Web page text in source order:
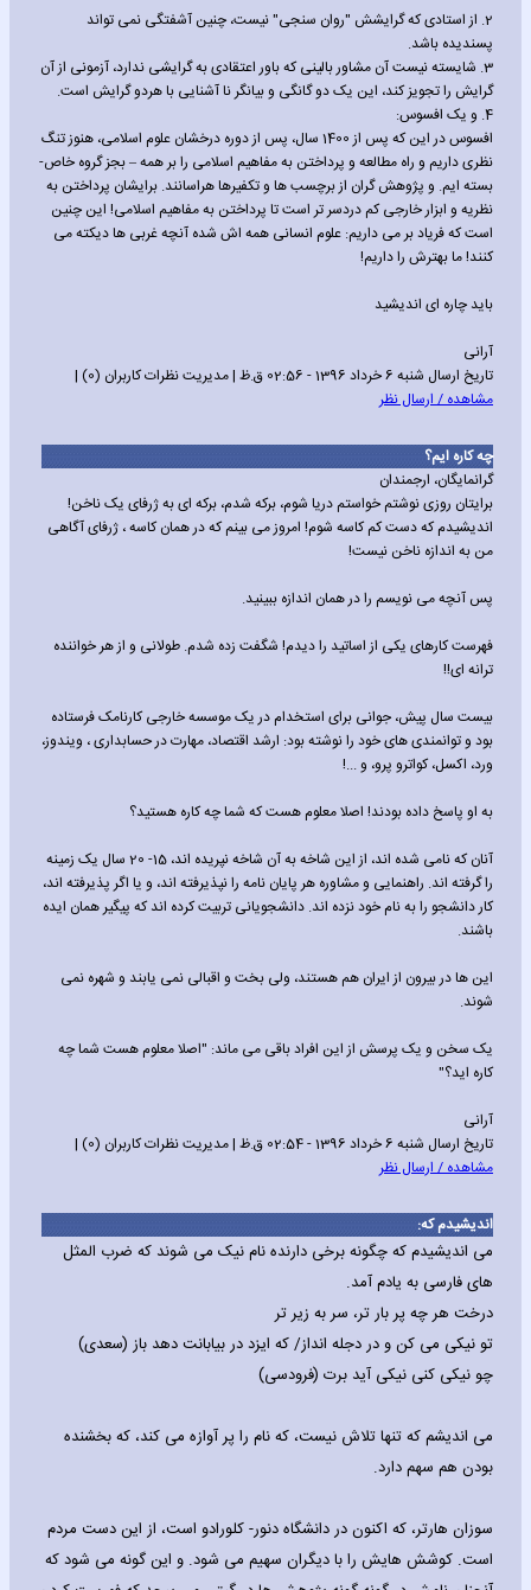
2. از استادی که گرایشش "روان سنجی" نیست، چنین آشفتگی نمی تواند
پسندیده باشد.
3. شایسته نیست آن مشاور بالینی که باور اعتقادی به گرایشی ندارد، آزمونی از آن
گرایش را تجویز کند، این یک دو گانگی و بیانگر نا آشنایی با هردو گرایش است.
4. و یک افسوس:
افسوس در این که پس از 1400 سال، پس از دوره درخشان علوم اسلامی، هنوز تنگ
نظری داریم و راه مطالعه و پرداختن به مفاهیم اسلامی را بر همه – بجز گروه خاص-
بسته ایم. و پژوهش گران از برچسب ها و تکفیرها هراسانند. برایشان پرداختن به
نظریه و ابزار خارجی کم دردسر تر است تا پرداختن به مفاهیم اسلامی! این چنین
است که فریاد بر می داریم: علوم انسانی همه اش شده آنچه غربی ها دیکته می
کنند! ما بهترش را داریم!
باید چاره ای اندیشید
آرانی
تاریخ ارسال شنبه 6 خرداد 1396 - 02:56 ق.ظ | مدیریت نظرات کاربران (0) |
مشاهده / ارسال نظر
چه کاره ایم؟
گرانمایگان، ارجمندان
برایتان روزی نوشتم خواستم دریا شوم، برکه شدم، برکه ای به ژرفای یک ناخن!
اندیشیدم که دست کم کاسه شوم! امروز می بینم که در همان کاسه ، ژرفای آگاهی
من به اندازه ناخن نیست!
پس آنچه می نویسم را در همان اندازه ببینید.
فهرست کارهای یکی از اساتید را دیدم! شگفت زده شدم. طولانی و از هر خواننده
ترانه ای!!
بیست سال پیش، جوانی برای استخدام در یک موسسه خارجی کارنامک فرستاده
بود و توانمندی های خود را نوشته بود: ارشد اقتصاد، مهارت در حسابداری ، ویندوز،
ورد، اکسل، کواترو پرو، و ...!
به او پاسخ داده بودند! اصلا معلوم هست که شما چه کاره هستید؟
آنان که نامی شده اند، از این شاخه به آن شاخه نپریده اند، 15- 20 سال یک زمینه
را گرفته اند. راهنمایی و مشاوره هر پایان نامه را نپذیرفته اند، و یا اگر پذیرفته اند،
کار دانشجو را به نام خود نزده اند. دانشجویانی تربیت کرده اند که پیگیر همان ایده
باشند.
این ها در بیرون از ایران هم هستند، ولی بخت و اقبالی نمی یابند و شهره نمی
شوند.
یک سخن و یک پرسش از این افراد باقی می ماند: "اصلا معلوم هست شما چه
کاره اید؟"
آرانی
تاریخ ارسال شنبه 6 خرداد 1396 - 02:54 ق.ظ | مدیریت نظرات کاربران (0) |
مشاهده / ارسال نظر
اندیشیدم که:
می اندیشیدم که چگونه برخی دارنده نام نیک می شوند که ضرب المثل
های فارسی به یادم آمد.
درخت هر چه پر بار تر، سر به زیر تر
تو نیکی می کن و در دجله انداز/ که ایزد در بیابانت دهد باز (سعدی)
چو نیکی کنی نیکی آید برت (فرودسی)
می اندیشم که تنها تلاش نیست، که نام را پر آوازه می کند، که بخشنده
بودن هم سهم دارد.
سوزان هارتر، که اکنون در دانشگاه دنور- کلورادو است، از این دست مردم
است. کوشش هایش را با دیگران سهیم می شود. و این گونه می شود که